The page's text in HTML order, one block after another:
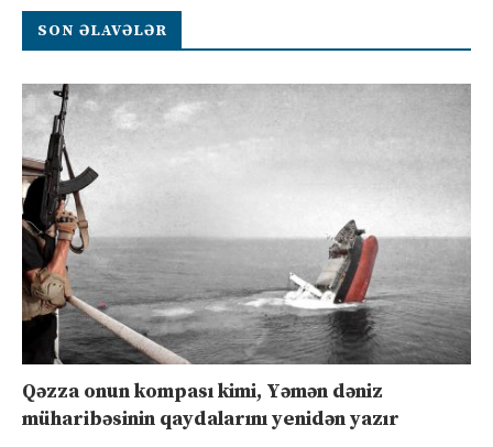
SON ƏLAVƏLƏR
Qəzza onun kompası kimi, Yəmən dəniz
müharibəsinin qaydalarını yenidən yazır